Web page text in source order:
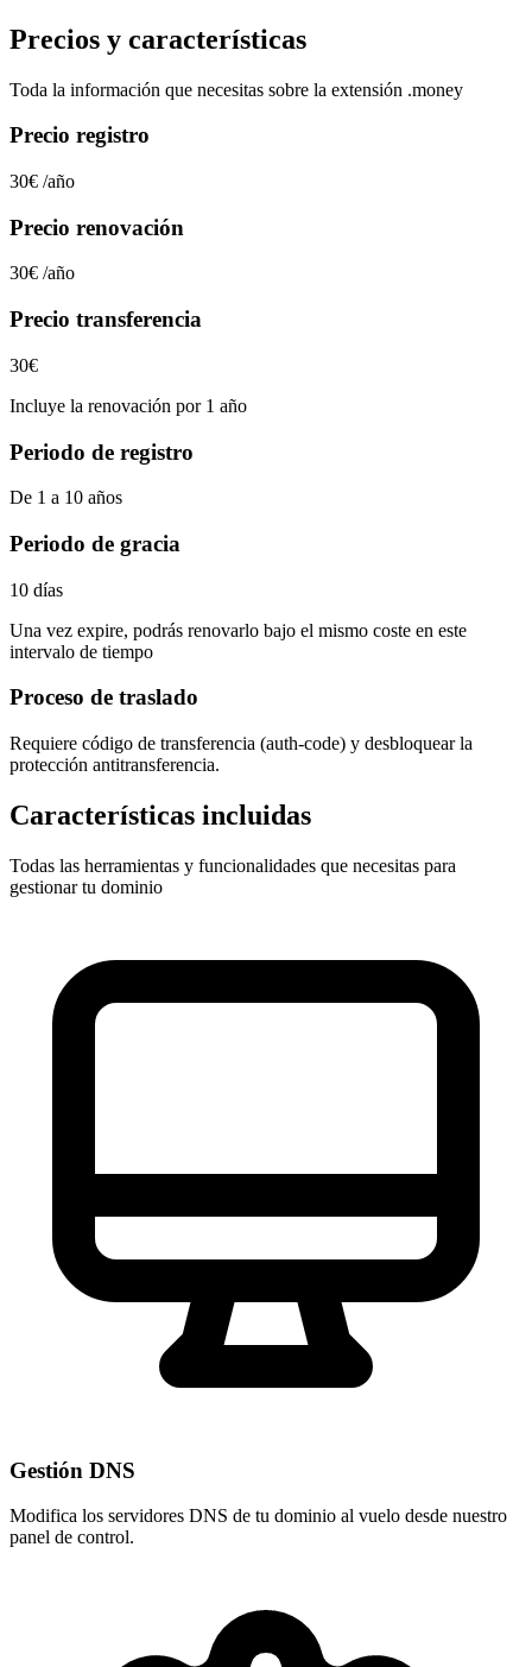
Precios y características
Toda la información que necesitas sobre la extensión .money
Precio registro
30€ /año
Precio renovación
30€ /año
Precio transferencia
30€
Incluye la renovación por 1 año
Periodo de registro
De 1 a 10 años
Periodo de gracia
10 días
Una vez expire, podrás renovarlo bajo el mismo coste en este
intervalo de tiempo
Proceso de traslado
Requiere código de transferencia (auth-code) y desbloquear la
protección antitransferencia.
Características incluidas
Todas las herramientas y funcionalidades que necesitas para
gestionar tu dominio
Gestión DNS
Modifica los servidores DNS de tu dominio al vuelo desde nuestro
panel de control.